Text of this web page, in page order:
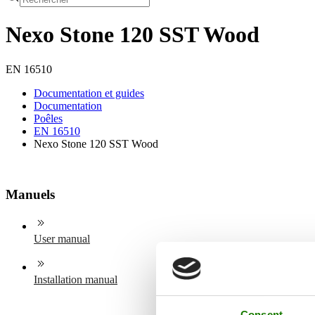
Nexo Stone 120 SST Wood
EN 16510
Documentation et guides
Documentation
Poêles
EN 16510
Nexo Stone 120 SST Wood
Manuels
User manual
Installation manual